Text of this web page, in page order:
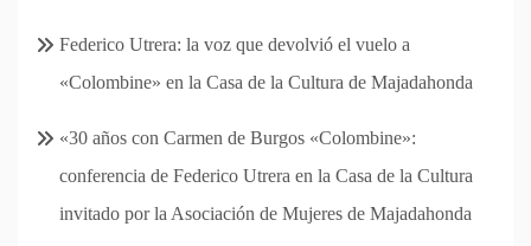
Federico Utrera: la voz que devolvió el vuelo a
«Colombine» en la Casa de la Cultura de Majadahonda
«30 años con Carmen de Burgos «Colombine»:
conferencia de Federico Utrera en la Casa de la Cultura
invitado por la Asociación de Mujeres de Majadahonda